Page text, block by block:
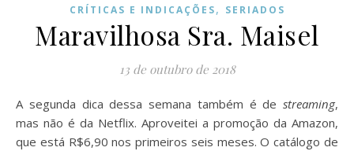
CRÍTICAS E INDICAÇÕES, SERIADOS
Maravilhosa Sra. Maisel
13 de outubro de 2018
A segunda dica dessa semana também é de streaming,
mas não é da Netflix. Aproveitei a promoção da Amazon,
que está R$6,90 nos primeiros seis meses. O catálogo de